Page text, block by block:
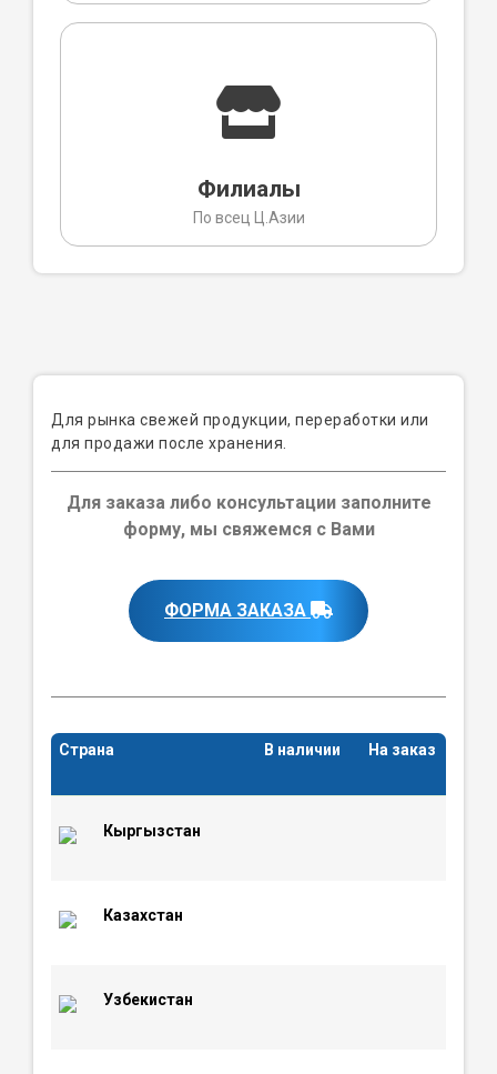
Филиалы
По всец Ц.Азии
Для рынка свежей продукции, переработки или
для продажи после хранения.
Для заказа либо консультации заполните
форму, мы свяжемся с Вами
ФОРМА ЗАКАЗА
Страна В наличии На заказ
Кыргызстан
Казахстан
Узбекистан